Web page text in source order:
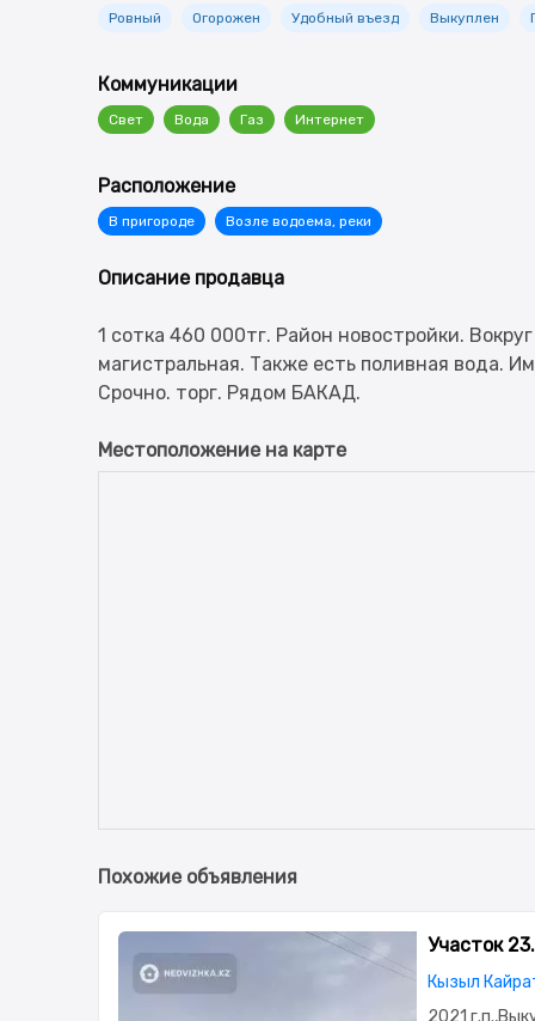
Ровный Огорожен Удобный въезд Выкуплен
Коммуникации
Свет Вода Газ Интернет
Расположение
В пригороде Возле водоема, реки
Описание продавца
1 сотка 460 000тг. Район новостройки.
магистральная. Также есть поливная вода.
Местоположение на карте
Похожие объявления
Участок
Кызыл
2021